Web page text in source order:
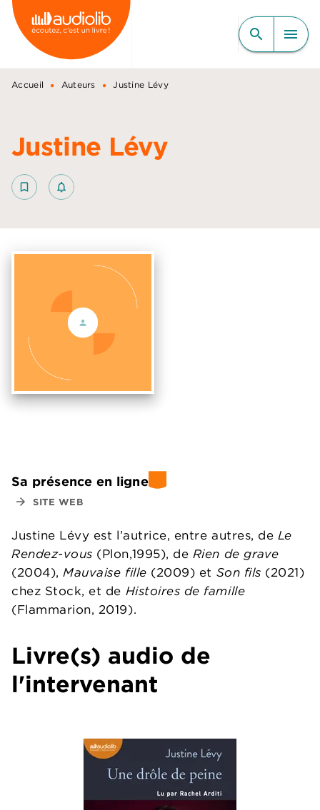
MENU RECHERCHE
CONTENU
PIED DE PAGE
search menu
Accueil • Auteurs • Justine Lévy
Justine Lévy
bookmark_border notifications_none_outlined
Justine Lévy est l’autrice, entre autres, de Le
Rendez-vous (Plon,1995), de Rien de grave
(2004),Mauvaise fille (2009) et Son fils (2021)
chez Stock, et de Histoires de famille
(Flammarion, 2019).
Sa présence en ligne
arrow_forward SITE WEB
Livre(s) audio de
l'intervenant